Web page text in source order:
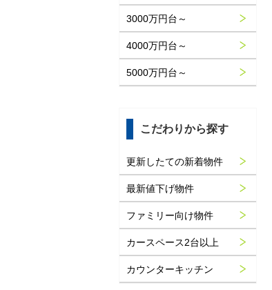
3000万円台～
4000万円台～
5000万円台～
こだわりから探す
更新したての新着物件
最新値下げ物件
ファミリー向け物件
カースペース2台以上
カウンターキッチン